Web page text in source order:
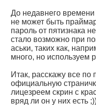
До недавнего времени
не может быть
пароль от пятизнака
стало возможно при
аськи, таких как,
много, но используем
Итак, расскажу все по
официальную
лицезреем скрин с
вряд ли он у них есть